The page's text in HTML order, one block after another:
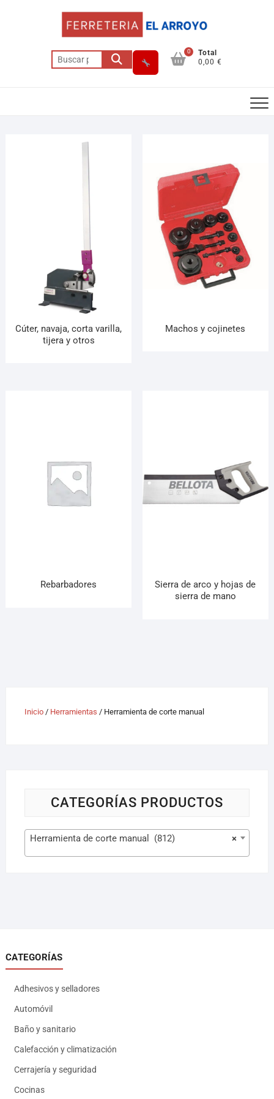
0
Total
0,00 €
Cúter, navaja, corta varilla,
tijera y otros
Machos y cojinetes
Rebarbadores
Sierra de arco y hojas de
sierra de mano
Inicio/ Herramientas / Herramienta de corte manual
CATEGORÍAS PRODUCTOS
×
Herramienta de corte manual (812)
CATEGORÍAS
Adhesivos y selladores
Automóvil
Baño y sanitario
Calefacción y climatización
Cerrajería y seguridad
Cocinas
Cómo llegar
¡Hola! Soy el asesor virtual de Ferretería El Arroyo.
Cuéntame qué necesitas y te ayudo a encontrarlo,
aunque no sepas el nombre exacto